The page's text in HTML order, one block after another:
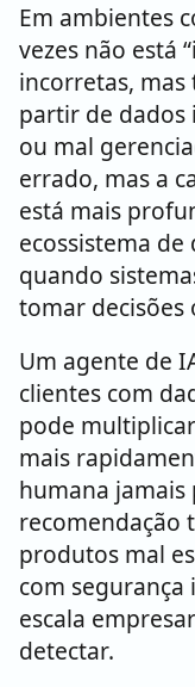
Em ambientes
vezes não está
incorretas,
partir de
ou mal
errado, mas a
está mais
ecossistema
quando
tomar decisões
Um agente de
clientes com
pode
mais
humana jamais
recomendação
produtos mal
com segurança
escala
detectar.